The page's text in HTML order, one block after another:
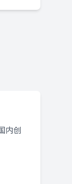
内创